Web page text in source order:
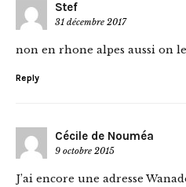
Stef
31 décembre 2017
non en rhone alpes aussi on
Reply
Cécile de Nouméa
9 octobre 2015
J’ai encore une adresse